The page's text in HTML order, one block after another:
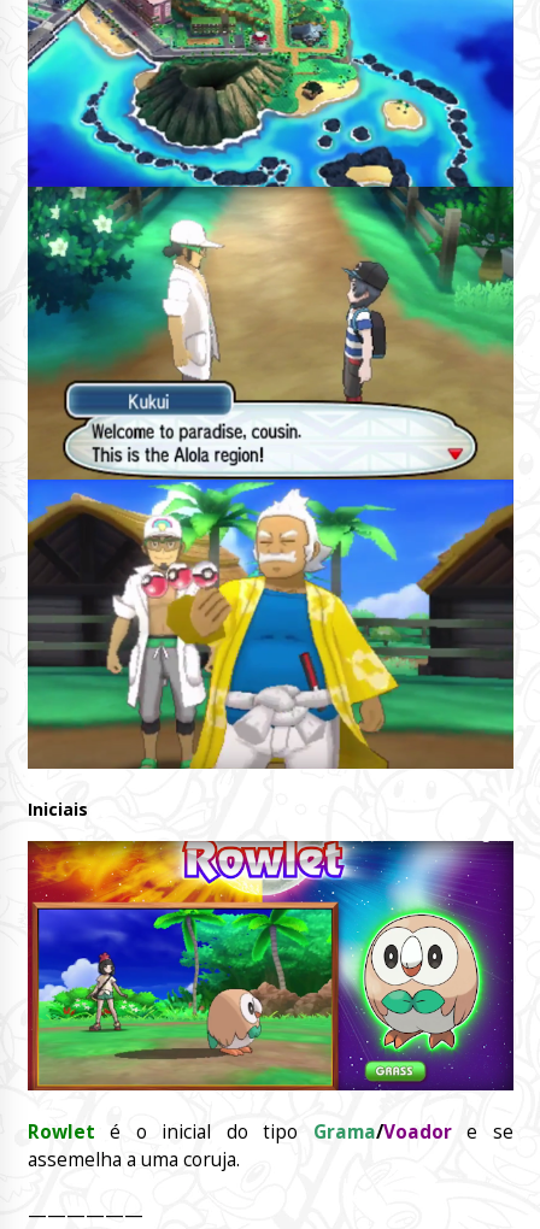
Iniciais
Rowlet é o inicial do tipo Grama/Voadore se
assemelha a uma coruja.
——————